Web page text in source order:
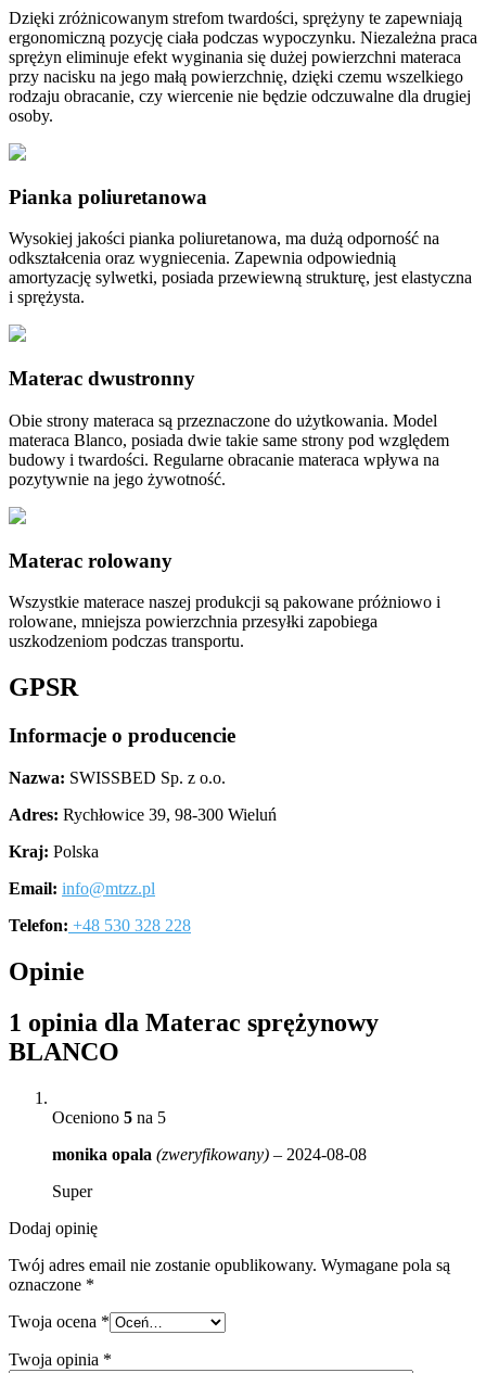
Dzięki zróżnicowanym strefom twardości, sprężyny te zapewniają
ergonomiczną pozycję ciała podczas wypoczynku. Niezależna praca
sprężyn eliminuje efekt wyginania się dużej powierzchni materaca
przy nacisku na jego małą powierzchnię, dzięki czemu wszelkiego
rodzaju obracanie, czy wiercenie nie będzie odczuwalne dla drugiej
osoby.
Pianka poliuretanowa
Wysokiej jakości pianka poliuretanowa, ma dużą odporność na
odkształcenia oraz wygniecenia. Zapewnia odpowiednią
amortyzację sylwetki, posiada przewiewną strukturę, jest elastyczna
i sprężysta.
Materac dwustronny
Obie strony materaca są przeznaczone do użytkowania. Model
materaca Blanco, posiada dwie takie same strony pod względem
budowy i twardości. Regularne obracanie materaca wpływa na
pozytywnie na jego żywotność.
Materac rolowany
Wszystkie materace naszej produkcji są pakowane próżniowo i
rolowane, mniejsza powierzchnia przesyłki zapobiega
uszkodzeniom podczas transportu.
GPSR
Informacje o producencie
Nazwa: SWISSBED Sp. z o.o.
Adres: Rychłowice 39, 98-300 Wieluń
Kraj: Polska
Email: info@mtzz.pl
Telefon: +48 530 328 228
Opinie
1 opinia dla Materac sprężynowy
BLANCO
Oceniono 5 na 5
monika opala (zweryfikowany) – 2024-08-08
Super
Dodaj opinię
Twój adres email nie zostanie opublikowany. Wymagane pola są
oznaczone *
Twoja ocena *
Twoja opinia *